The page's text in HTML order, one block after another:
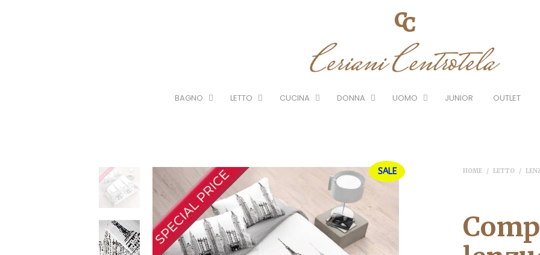
BAGNO LETTO CUCINA DONNA UOMO JUNIOR OUTLET
SALE HOME / LETTO /